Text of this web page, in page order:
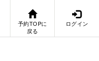
予約TOPに
戻る
ログイン